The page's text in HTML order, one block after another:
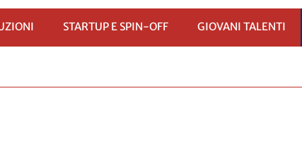
STARTUP E SPIN-OFF GIOVANI TALENTI